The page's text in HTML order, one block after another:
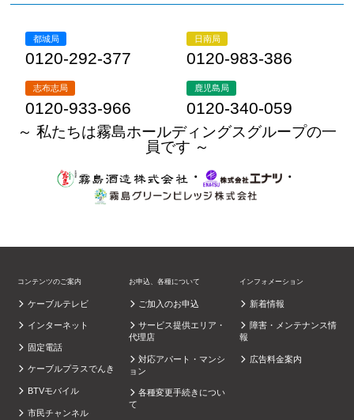
都城局
0120-292-377
日南局
0120-983-386
志布志局
0120-933-966
鹿児島局
0120-340-059
～ 私たちは霧島ホールディングスグループの一
員です ～
・
・
コンテンツのご案内
ケーブルテレビ
インターネット
固定電話
ケーブルプラスでんき
BTVモバイル
市民チャンネル
お申込、各種について
ご加入のお申込
サービス提供エリア・
代理店
対応アパート・マンシ
ョン
各種変更手続きについ
て
インフォメーション
新着情報
障害・メンテナンス情
報
広告料金案内